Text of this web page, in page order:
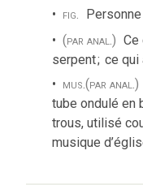
fig.
(par anal.) Ce
serpent; ce qui
mus.(par anal.)
tube ondulé en
trous, utilisé
musique